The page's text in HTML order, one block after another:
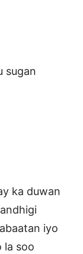
sugan
ka duwan
iyo
la soo